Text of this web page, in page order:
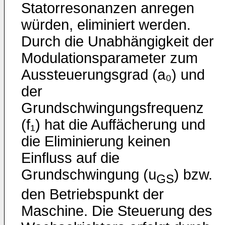
Statorresonanzen anregen
würden, eliminiert werden.
Durch die Unabhängigkeit der
Modulationsparameter zum
Aussteuerungsgrad (a₀) und
der
Grundschwingungsfrequenz
(f₁) hat die Auffächerung und
die Eliminierung keinen
Einfluss auf die
Grundschwingung (uGS) bzw.
den Betriebspunkt der
Maschine. Die Steuerung des